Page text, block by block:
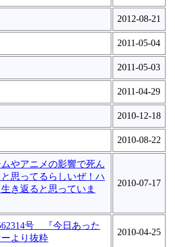
2012-08-21
2011-05-04
2011-05-03
2011-04-29
2010-12-18
2010-08-22
やアニメの影響で死ん
思ってるらしいぜ！ハ
き返ると思っていま
2010-07-17
号 『今日あった
より抜粋
2010-04-25